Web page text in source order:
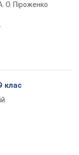
О. Піроженко
клас